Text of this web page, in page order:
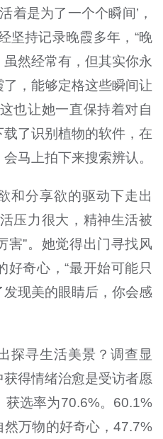
着是为了一个个瞬间’，
坚持记录晚霞多年，“晚
然经常有，但其实你永
，能够定格这些瞬间让
也让她一直保持着对自
了识别植物的软件，在
马上拍下来搜索辨认。
和分享欲的驱动下走出
压力很大，精神生活被
害”。她觉得出门寻找风
好奇心，“最开始可能只
现美的眼睛后，你会感
探寻生活美景？调查显
得情绪治愈是受访者愿
获选率为70.6%。60.1%
万物的好奇心，47.7%